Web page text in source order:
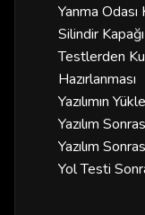
Yanma
Silindir
Testlerden
Hazırlanması
Yazılımın
Yazılım
Yazılım
Yol Testi